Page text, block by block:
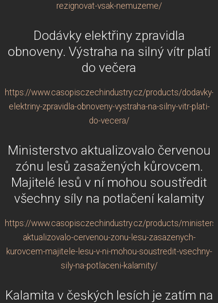
rezignovat-vsak-nemuzeme/
Dodávky elektřiny zpravidla
obnoveny. Výstraha na silný vítr platí
do večera
https://www.casopisczechindustry.cz/products/dodavky-
elektriny-zpravidla-obnoveny-vystraha-na-silny-vitr-plati-
do-vecera/
Ministerstvo aktualizovalo červenou
zónu lesů zasažených kůrovcem.
Majitelé lesů v ní mohou soustředit
všechny síly na potlačení kalamity
https://www.casopisczechindustry.cz/products/
aktualizovalo-cervenou-zonu-lesu-zasazenych-
kurovcem-majitele-lesu-v-ni-mohou-soustredit-vsechny-
sily-na-potlaceni-kalamity/
Kalamita v českých lesích je zatím na